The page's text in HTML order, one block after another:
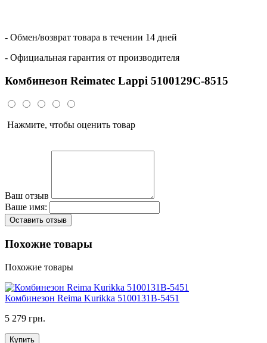
- Обмен/возврат товара в течении 14 дней
- Официальная гарантия от производителя
Комбинезон Reimatec Lappi 5100129C-8515
Нажмите, чтобы оценить товар
Ваш отзыв
Ваше имя:
Оставить отзыв
Похожие товары
Похожие товары
Комбинезон Reima Kurikka 5100131B-5451
5 279 грн.
Купить